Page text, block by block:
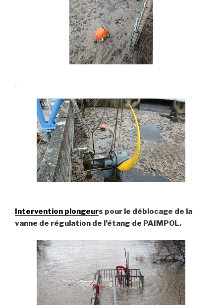
Intervention plongeurs pour le déblocage de la
vanne de régulation de l’étang de PAIMPOL.